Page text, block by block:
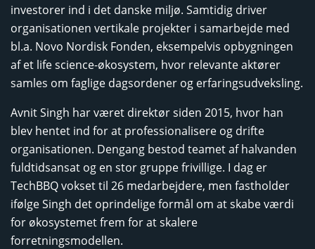
investorer ind i det danske miljø. Samtidig driver
organisationen vertikale projekter i samarbejde med
bl.a. Novo Nordisk Fonden, eksempelvis opbygningen
af et life science-økosystem, hvor relevante aktører
samles om faglige dagsordener og erfaringsudveksling.
Avnit Singh har været direktør siden 2015, hvor han
blev hentet ind for at professionalisere og drifte
organisationen. Dengang bestod teamet af halvanden
fuldtidsansat og en stor gruppe frivillige. I dag er
TechBBQ vokset til 26 medarbejdere, men fastholder
ifølge Singh det oprindelige formål om at skabe værdi
for økosystemet frem for at skalere
forretningsmodellen.